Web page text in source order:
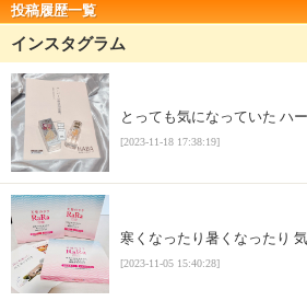
投稿履歴一覧
インスタグラム
とっても気になっていた ハ
[2023-11-18 17:38:19]
寒くなったり暑くなったり
[2023-11-05 15:40:28]